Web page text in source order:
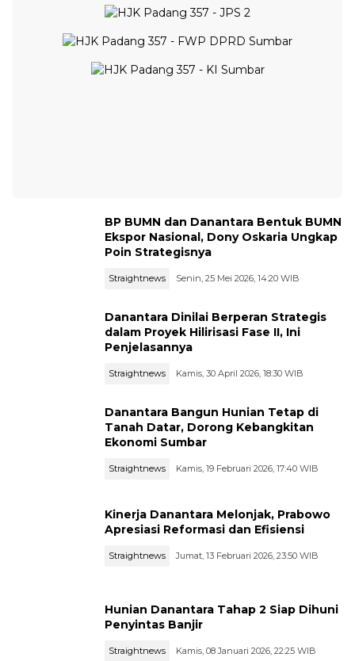
BP BUMN dan Danantara Bentuk BUMN
Ekspor Nasional, Dony Oskaria Ungkap
Poin Strategisnya
Straightnews Senin, 25 Mei 2026, 14:20 WIB
Danantara Dinilai Berperan Strategis
dalam Proyek Hilirisasi Fase II, Ini
Penjelasannya
Straightnews Kamis, 30 April 2026, 18:30 WIB
Danantara Bangun Hunian Tetap di
Tanah Datar, Dorong Kebangkitan
Ekonomi Sumbar
Straightnews Kamis, 19 Februari 2026, 17:40 WIB
Kinerja Danantara Melonjak, Prabowo
Apresiasi Reformasi dan Efisiensi
Straightnews Jumat, 13 Februari 2026, 23:50 WIB
Hunian Danantara Tahap 2 Siap Dihuni
Penyintas Banjir
Straightnews Kamis, 08 Januari 2026, 22:25 WIB